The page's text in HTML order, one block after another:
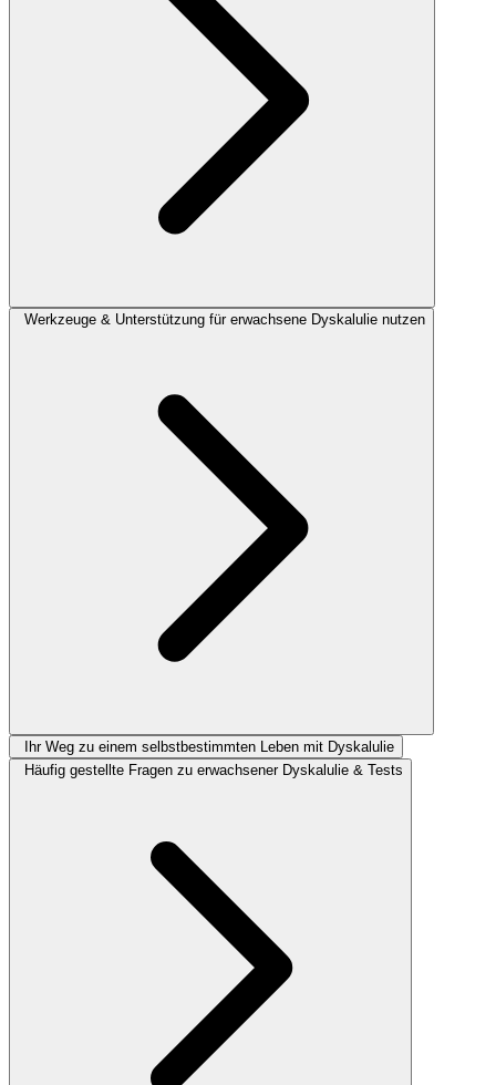
Werkzeuge & Unterstützung für erwachsene Dyskalulie nutzen
Ihr Weg zu einem selbstbestimmten Leben mit Dyskalulie
Häufig gestellte Fragen zu erwachsener Dyskalulie & Tests